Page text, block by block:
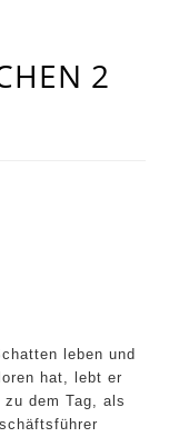
2
leben und
hat, lebt er
dem Tag, als